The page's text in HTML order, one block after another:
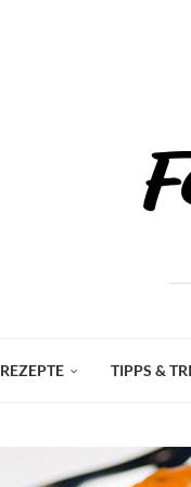
REZEPTE TIPPS &